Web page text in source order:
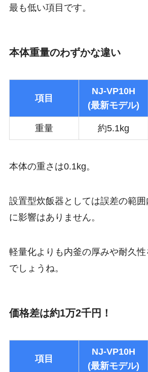
最も低い項目です。
本体重量のわずかな違い
項目
NJ-VP10H
(最新モデル)
重量 約5.1kg
本体の重さは0.1kg。
設置型炊飯器としては誤差の範
に影響はありません。
軽量化よりも内釜の厚みや耐久
でしょうね。
価格差は約1万2千円！
項目
NJ-VP10H
(最新モデル)